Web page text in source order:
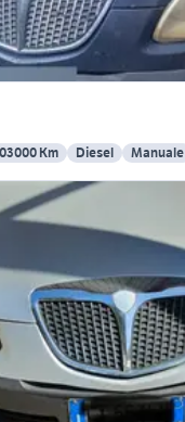
Km Diesel Manuale